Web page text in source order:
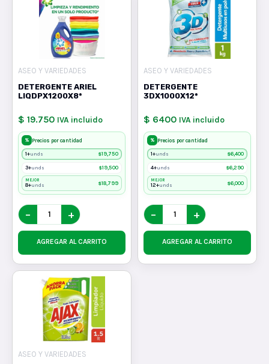
ASEO Y VARIEDADES
DETERGENTE ARIEL
LIQDPX1200X8*
$ 19.750 IVA incluido
% Precios por cantidad
1+unds $19,750
3+unds $19,500
MEJOR
8+unds $18,799
− +
AGREGAR AL CARRITO
ASEO Y VARIEDADES
DETERGENTE
3DX1000X12*
$ 6400 IVA incluido
% Precios por cantidad
1+unds $6,400
4+unds $6,290
MEJOR
12+unds $6,000
− +
AGREGAR AL CARRITO
ASEO Y VARIEDADES